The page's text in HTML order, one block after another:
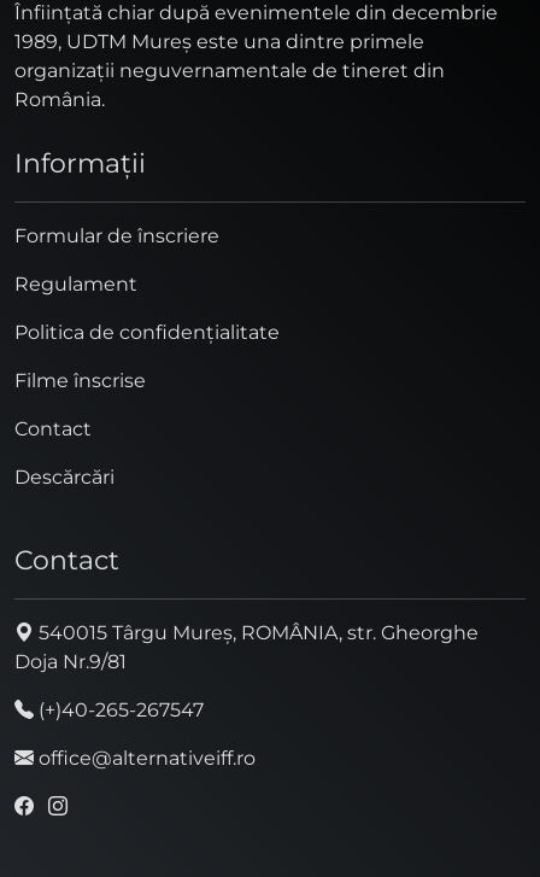
Înfiinţată chiar după evenimentele din decembrie
1989, UDTM Mureş este una dintre primele
organizaţii neguvernamentale de tineret din
România.
Informaţii
Formular de înscriere
Regulament
Politica de confidențialitate
Filme înscrise
Contact
Descărcări
Contact
540015 Târgu Mureș, ROMÂNIA, str. Gheorghe
Doja Nr.9/81
(+)40-265-267547
office@alternativeiff.ro